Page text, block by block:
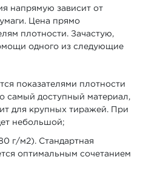
напрямую зависит от
Цена прямо
плотности. Зачастую,
одного из следующие
показателями плотности
самый доступный материал,
для крупных тиражей. При
небольшой;
г/м2). Стандартная
оптимальным сочетанием